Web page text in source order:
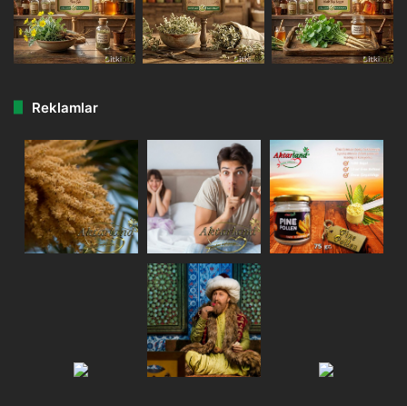
Reklamlar